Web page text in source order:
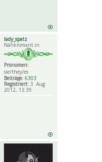
senden
lady_spatz
Nähkromant:in
Pronomen:
sie/they/es
Beiträge: 6303
Registriert: 3. Aug
2012, 13:39
senden